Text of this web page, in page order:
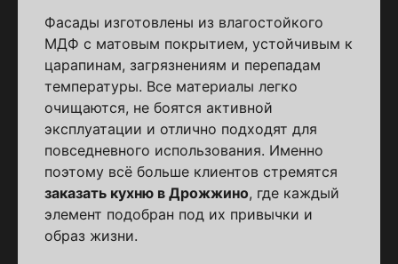
Фасады изготовлены из влагостойкого
МДФ с матовым покрытием, устойчивым к
царапинам, загрязнениям и перепадам
температуры. Все материалы легко
очищаются, не боятся активной
эксплуатации и отлично подходят для
повседневного использования. Именно
поэтому всё больше клиентов стремятся
заказать кухню в Дрожжино, где каждый
элемент подобран под их привычки и
образ жизни.